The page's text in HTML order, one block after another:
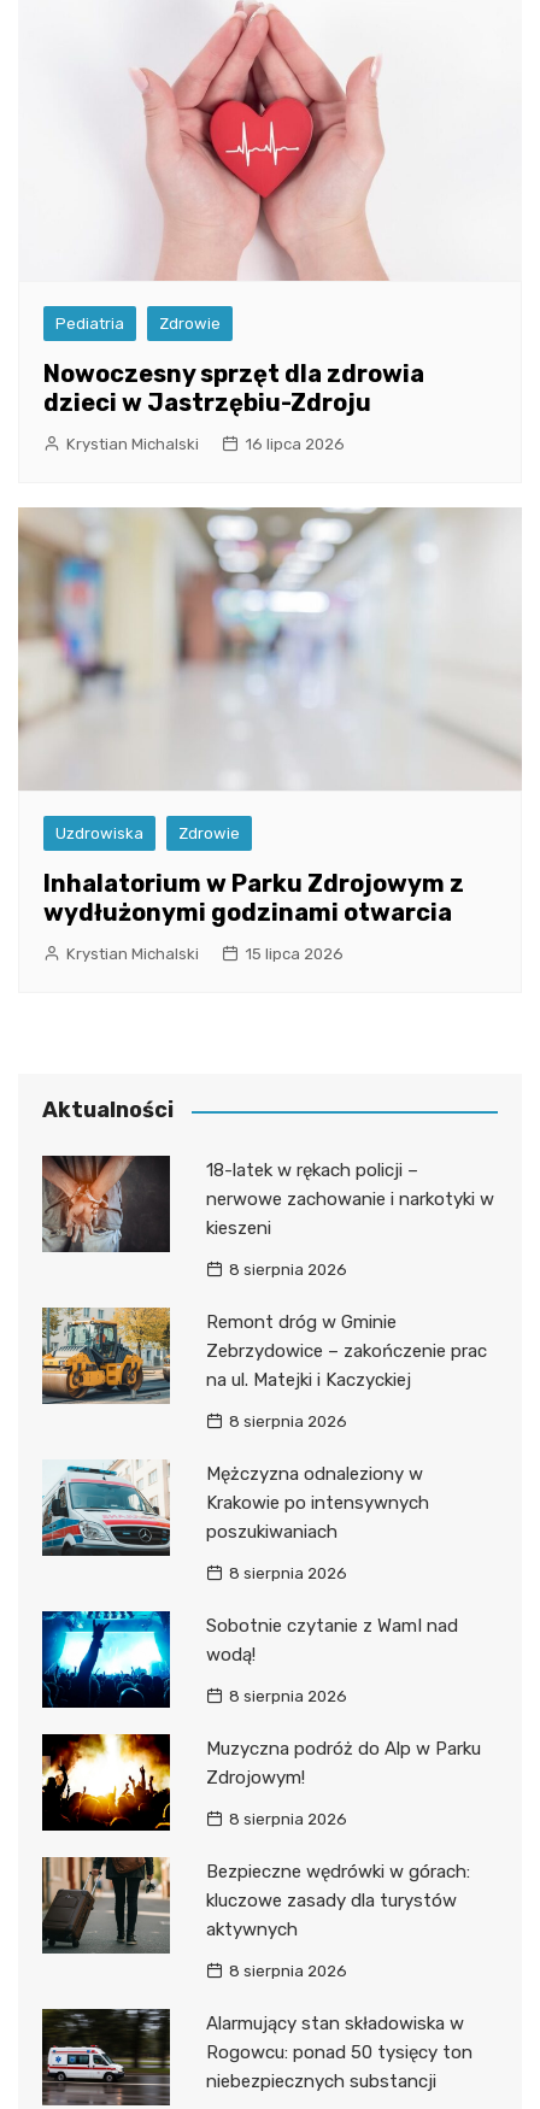
Pediatria Zdrowie
Nowoczesny sprzęt dla zdrowia
dzieci w Jastrzębiu-Zdroju
Krystian Michalski 16 lipca 2026
Uzdrowiska Zdrowie
Inhalatorium w Parku Zdrojowym z
wydłużonymi godzinami otwarcia
Krystian Michalski 15 lipca 2026
Aktualności
18-latek w rękach policji –
nerwowe zachowanie i narkotyki w
kieszeni
8 sierpnia 2026
Remont dróg w Gminie
Zebrzydowice – zakończenie prac
na ul. Matejki i Kaczyckiej
8 sierpnia 2026
Mężczyzna odnaleziony w
Krakowie po intensywnych
poszukiwaniach
8 sierpnia 2026
Sobotnie czytanie z WamI nad
wodą!
8 sierpnia 2026
Muzyczna podróż do Alp w Parku
Zdrojowym!
8 sierpnia 2026
Bezpieczne wędrówki w górach:
kluczowe zasady dla turystów
aktywnych
8 sierpnia 2026
Alarmujący stan składowiska w
Rogowcu: ponad 50 tysięcy ton
niebezpiecznych substancji